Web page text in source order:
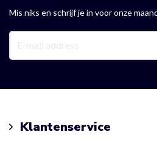
Mis niks en schrijf je in voor onze
Klantenservice